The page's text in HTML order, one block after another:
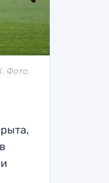
Фото: